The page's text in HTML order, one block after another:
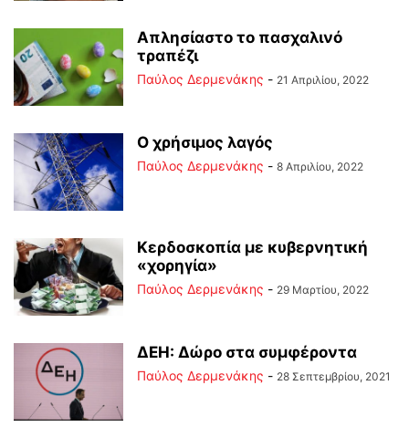
Απλησίαστο το πασχαλινό
τραπέζι
Παύλος Δερμενάκης - 21 Απριλίου, 2022
Ο χρήσιμος λαγός
Παύλος Δερμενάκης - 8 Απριλίου, 2022
Κερδοσκοπία με κυβερνητική
«χορηγία»
Παύλος Δερμενάκης - 29 Μαρτίου, 2022
ΔΕΗ: Δώρο στα συμφέροντα
Παύλος Δερμενάκης - 28 Σεπτεμβρίου, 2021